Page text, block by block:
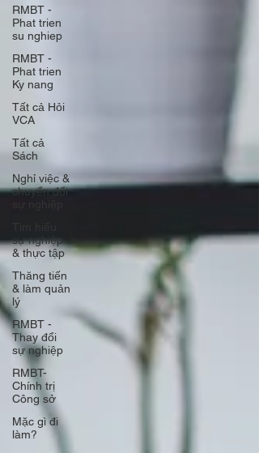
RMBT -
Phat trien
su nghiep
RMBT -
Phat trien
Ky nang
Tất cả Hỏi
VCA
Tất cả
Sách
Nghỉ việc &
chuyển đổi
sự nghiệp
& thực tập
Thăng tiến
& làm quản
lý
RMBT -
Thay đổi
sự nghiệp
RMBT-
Chính trị
Công sở
Mặc gì đi
làm?